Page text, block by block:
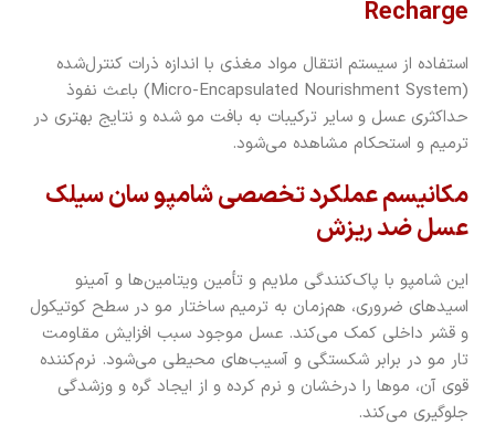
Recharge
استفاده از سیستم انتقال مواد مغذی با اندازه ذرات کنترل‌شده
(Micro-Encapsulated Nourishment System) باعث نفوذ
حداکثری عسل و سایر ترکیبات به بافت مو شده و نتایج بهتری در
ترمیم و استحکام مشاهده می‌شود.
مکانیسم عملکرد تخصصی شامپو سان سیلک
عسل ضد ریزش
این شامپو با پاک‌کنندگی ملایم و تأمین ویتامین‌ها و آمینو
اسیدهای ضروری، هم‌زمان به ترمیم ساختار مو در سطح کوتیکول
و قشر داخلی کمک می‌کند. عسل موجود سبب افزایش مقاومت
تار مو در برابر شکستگی و آسیب‌های محیطی می‌شود. نرم‌کننده
قوی آن، موها را درخشان و نرم کرده و از ایجاد گره و وزشدگی
جلوگیری می‌کند.